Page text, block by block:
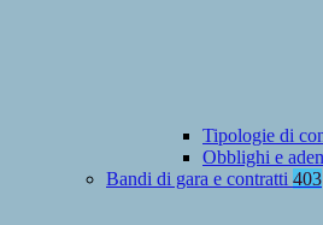
Tipologie di
Obblighi e
Bandi di gara e contratti 403